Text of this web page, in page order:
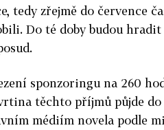
tedy zřejmě do července
Do té doby budou hradit
sponzoringu na 260
těchto příjmů půjde
médiím novela podle